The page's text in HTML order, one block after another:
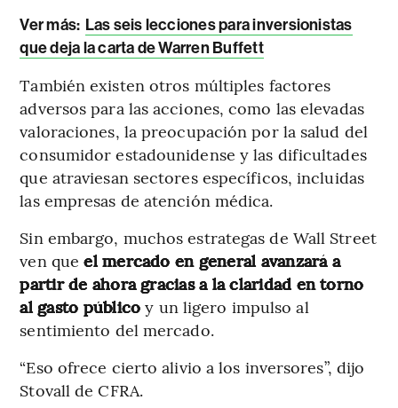
Ver más: Las seis lecciones para inversionistas
que deja la carta de Warren Buffett
También existen otros múltiples factores
adversos para las acciones, como las elevadas
valoraciones, la preocupación por la salud del
consumidor estadounidense y las dificultades
que atraviesan sectores específicos, incluidas
las empresas de atención médica.
Sin embargo, muchos estrategas de Wall Street
ven que el mercado en general avanzará a
partir de ahora gracias a la claridad en torno
al gasto públicoy un ligero impulso al
sentimiento del mercado.
“Eso ofrece cierto alivio a los inversores”, dijo
Stovall de CFRA.